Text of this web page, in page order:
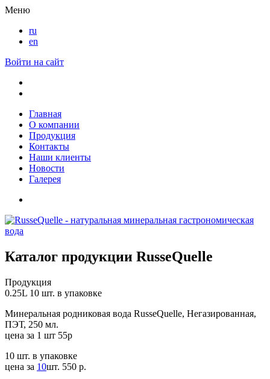
Меню
ru
en
Войти на сайт
Главная
О компании
Продукция
Контакты
Наши клиенты
Новости
Галерея
Каталог продукции RusseQuelle
Продукция
0.25L 10 шт. в упаковке
Минеральная родниковая вода RusseQuelle, Негазированная,
ПЭТ, 250 мл.
цена за 1 шт 55р
10 шт. в упаковке
цена за 10шт. 550 р.